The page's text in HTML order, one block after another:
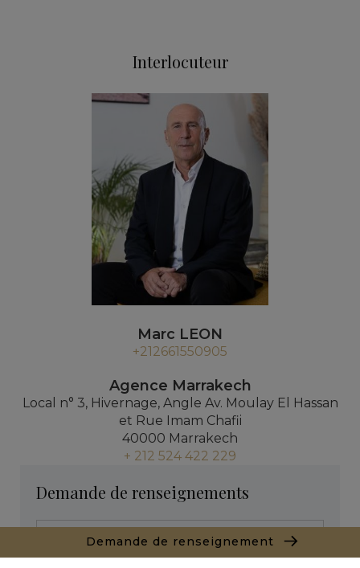
Demande de renseignement
Interlocuteur
Marc LEON
+212661550905
Agence Marrakech
Local n° 3, Hivernage, Angle Av. Moulay El Hassan
et Rue Imam Chafii
40000 Marrakech
+ 212 524 422 229
Demande de renseignements